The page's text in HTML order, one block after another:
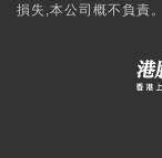
損失,本公司概不負責。